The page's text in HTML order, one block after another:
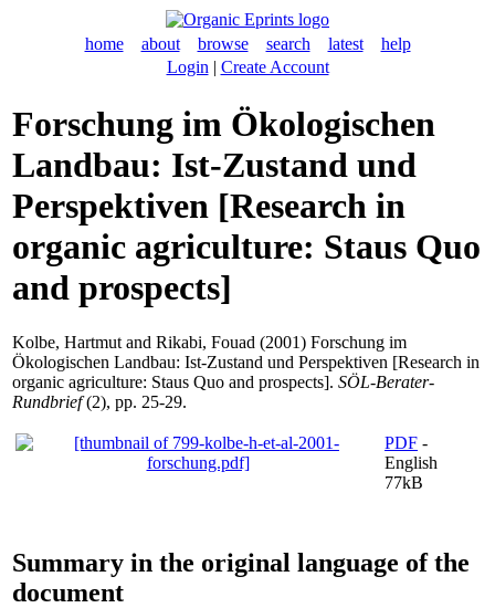
home about browse search latest
help
Login | Create Account
Forschung im Ökologischen
Landbau: Ist-Zustand und
Perspektiven [Research in
organic agriculture: Staus Quo
and prospects]
Kolbe, Hartmut and Rikabi, Fouad (2001) Forschung im
Ökologischen Landbau: Ist-Zustand und Perspektiven [Research in
organic agriculture: Staus Quo and prospects]. SÖL-Berater-
Rundbrief(2), pp. 25-29.
PDF -
English
77kB
Summary in the original language of the
document